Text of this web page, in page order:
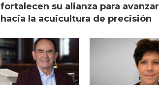
fortalecen su alianza para avanzar
hacia la acuicultura de precisión